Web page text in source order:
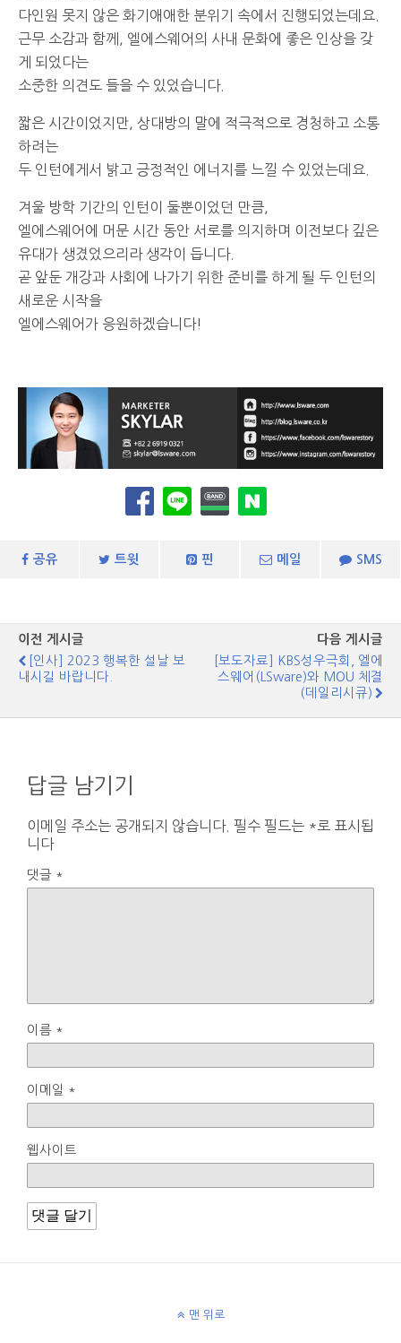
다인원 못지 않은 화기애애한 분위기 속에서 진행되었는데요.
근무 소감과 함께, 엘에스웨어의 사내 문화에 좋은 인상을 갖
게 되었다는
소중한 의견도 들을 수 있었습니다.
짧은 시간이었지만, 상대방의 말에 적극적으로 경청하고 소통
하려는
두 인턴에게서 밝고 긍정적인 에너지를 느낄 수 있었는데요.
겨울 방학 기간의 인턴이 둘뿐이었던 만큼,
엘에스웨어에 머문 시간 동안 서로를 의지하며 이전보다 깊은
유대가 생겼었으리라 생각이 듭니다.
곧 앞둔 개강과 사회에 나가기 위한 준비를 하게 될 두 인턴의
새로운 시작을
엘에스웨어가 응원하겠습니다!
공유 트윗 핀 메일 SMS
이전 게시글
[인사] 2023 행복한 설날 보
내시길 바랍니다.
다음 게시글
[보도자료] KBS성우극회, 엘에
스웨어(LSware)와 MOU 체결
(데일리시큐)
답글 남기기
이메일 주소는 공개되지 않습니다. 필수 필드는 * 로 표시됩
니다
댓글 *
이름 *
이메일 *
웹사이트
맨 위로